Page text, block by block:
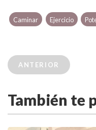
Caminar Ejercicio
ANTERIOR
También te